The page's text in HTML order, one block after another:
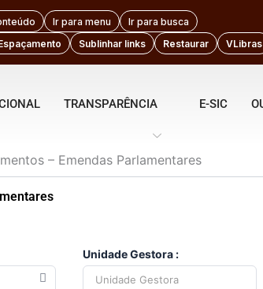
Ir para menu
Ir para busca
Sublinhar links Restaurar VLibras
TRANSPARÊNCIA E-SIC
– Emendas Parlamentares
Unidade Gestora :